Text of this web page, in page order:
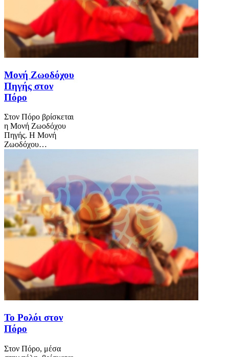
Μονή Ζωοδόχου
Πηγής στον
Πόρο
Στον Πόρο βρίσκεται
η Μονή Ζωοδόχου
Πηγής. Η Μονή
Ζωοδόχου…
Το Ρολόι στον
Πόρο
Στον Πόρο, μέσα